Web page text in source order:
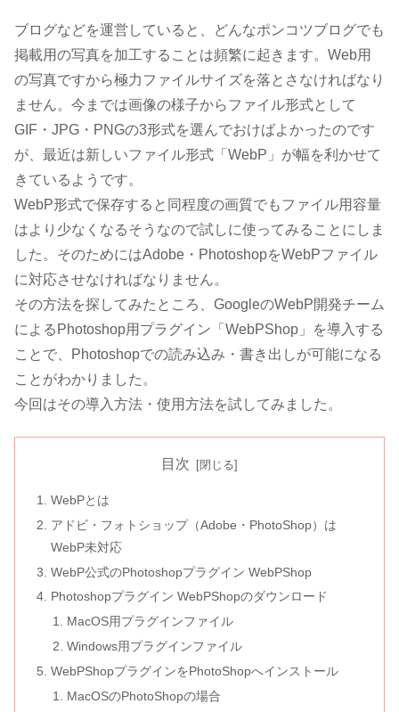
ブログなどを運営していると、どんなポンコツブログでも
掲載用の写真を加工することは頻繁に起きます。Web用
の写真ですから極力ファイルサイズを落とさなければなり
ません。今までは画像の様子からファイル形式として
GIF・JPG・PNGの3形式を選んでおけばよかったのです
が、最近は新しいファイル形式「WebP」が幅を利かせて
きているようです。
WebP形式で保存すると同程度の画質でもファイル用容量
はより少なくなるそうなので試しに使ってみることにしま
した。そのためにはAdobe・PhotoshopをWebPファイル
に対応させなければなりません。
その方法を探してみたところ、GoogleのWebP開発チーム
によるPhotoshop用プラグイン「WebPShop」を導入する
ことで、Photoshopでの読み込み・書き出しが可能になる
ことがわかりました。
今回はその導入方法・使用方法を試してみました。
目次
WebPとは
アドビ・フォトショップ（Adobe・PhotoShop）は
WebP未対応
WebP公式のPhotoshopプラグイン WebPShop
Photoshopプラグイン WebPShopのダウンロード
MacOS用プラグインファイル
Windows用プラグインファイル
WebPShopプラグインをPhotoShopへインストール
MacOSのPhotoShopの場合